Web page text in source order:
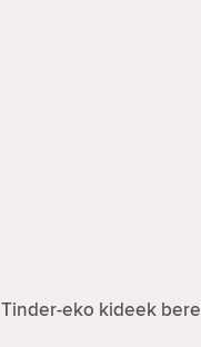
Tinder-eko kideek